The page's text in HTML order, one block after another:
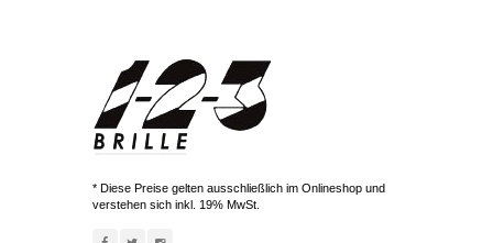
* Diese Preise gelten ausschließlich im Onlineshop und
verstehen sich inkl. 19% MwSt.